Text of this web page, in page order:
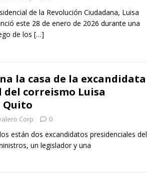
de la Revolución Ciudadana, Luisa
este 28 de enero de 2026 durante una
de los […]
la casa de la excandidata
del correismo Luisa
Quito
Corp 0
están dos excandidatos presidenciales del
un legislador y una